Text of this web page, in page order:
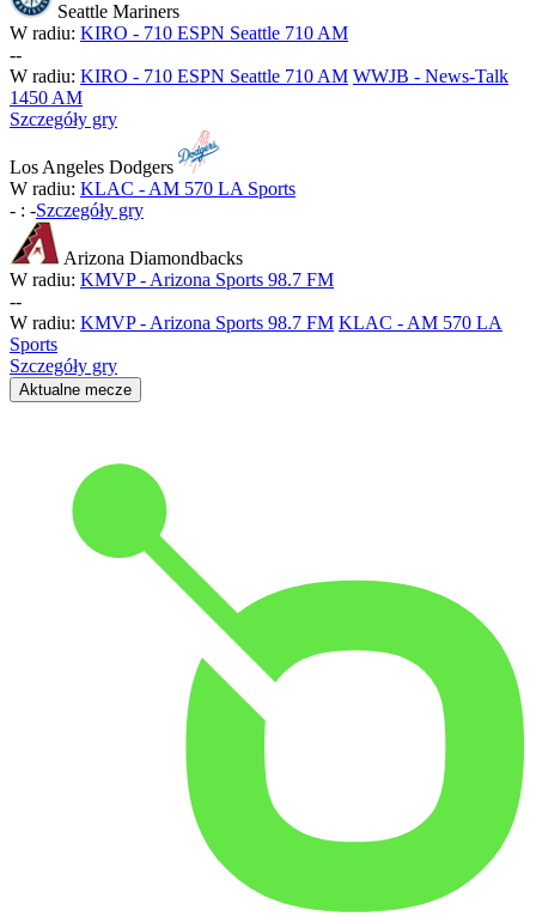
Seattle Mariners
W radiu: KIRO - 710 ESPN Seattle 710 AM
--
W radiu: KIRO - 710 ESPN Seattle 710 AM WWJB - News-Talk
1450 AM
Szczegóły gry
Los Angeles Dodgers
W radiu: KLAC - AM 570 LA Sports
- : -Szczegóły gry
Arizona Diamondbacks
W radiu: KMVP - Arizona Sports 98.7 FM
--
W radiu: KMVP - Arizona Sports 98.7 FM KLAC - AM 570 LA
Sports
Szczegóły gry
Aktualne mecze